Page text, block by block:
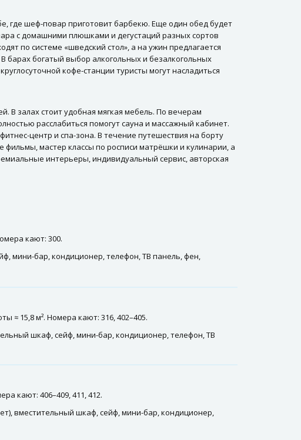
где шеф-повар приготовит барбекю. Еще один обед будет
с домашними плюшками и дегустаций разных сортов
по системе «шведский стол», а на ужин предлагается
барах богатый выбор алкогольных и безалкогольных
кофе-станции туристы могут насладиться
В залах стоит удобная мягкая мебель. По вечерам
расслабиться помогут сауна и массажный кабинет.
центр и спа-зона. В течение путешествия на борту
фильмы, мастер классы по росписи матрёшки и кулинарии, а
интерьеры, индивидуальный сервис, авторская
кают: 300.
мини-бар, кондиционер, телефон, ТВ панель, фен,
≈ 15,8 м². Номера кают: 316, 402–405.
шкаф, сейф, мини-бар, кондиционер, телефон, ТВ
кают: 406–409, 411, 412.
вместительный шкаф, сейф, мини-бар, кондиционер,